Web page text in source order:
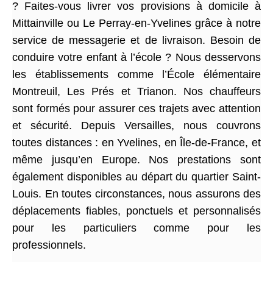
? Faites-vous livrer vos provisions à domicile à
Mittainville ou Le Perray-en-Yvelines grâce à notre
service de messagerie et de livraison. Besoin de
conduire votre enfant à l’école ? Nous desservons
les établissements comme l’École élémentaire
Montreuil, Les Prés et Trianon. Nos chauffeurs
sont formés pour assurer ces trajets avec attention
et sécurité. Depuis Versailles, nous couvrons
toutes distances : en Yvelines, en Île-de-France, et
même jusqu’en Europe. Nos prestations sont
également disponibles au départ du quartier Saint-
Louis. En toutes circonstances, nous assurons des
déplacements fiables, ponctuels et personnalisés
pour les particuliers comme pour les
professionnels.